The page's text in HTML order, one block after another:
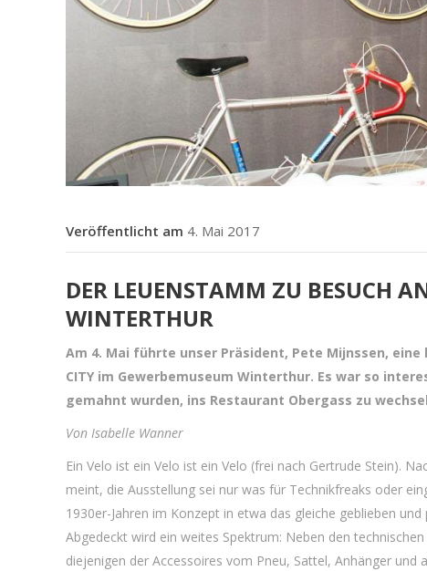
4. Mai 2017
DER LEUENSTAMM ZU BESUCH
WINTERTHUR
Am 4. Mai führte unser Präsident, Pete Mijnssen, eine
CITY im Gewerbemuseum Winterthur. Es war so
gemahnt wurden, ins Restaurant Obergass zu
Von Isabelle Wanner
Ein Velo ist ein Velo ist ein Velo (frei nach Gertrude Stein).
meint, die Ausstellung sei nur was für Technikfreaks oder
1930er-Jahren im Konzept in etwa das gleiche geblieben
Abgedeckt wird ein weites Spektrum: Neben den
diejenigen der Accessoires vom Pneu, Sattel, Anhänger